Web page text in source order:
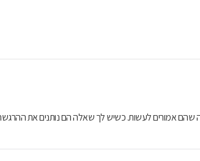
שהם אמורים לעשות. כשיש לך שאלה הם נותנים את